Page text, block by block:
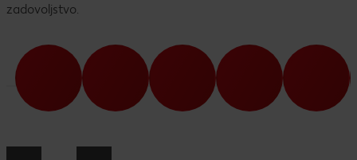
zadovoljstvo.